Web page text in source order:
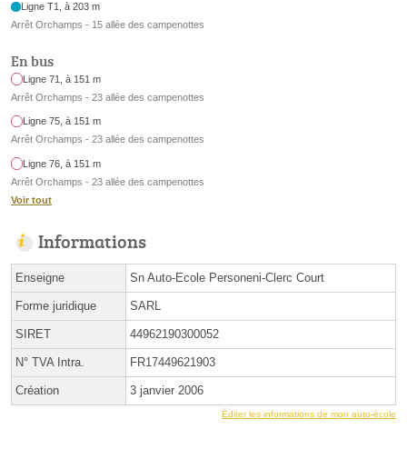
Ligne T1, à 203 m
Arrêt Orchamps - 15 allée des campenottes
En bus
Ligne 71, à 151 m
Arrêt Orchamps - 23 allée des campenottes
Ligne 75, à 151 m
Arrêt Orchamps - 23 allée des campenottes
Ligne 76, à 151 m
Arrêt Orchamps - 23 allée des campenottes
Voir tout
Informations
Enseigne Sn Auto-Ecole Personeni-Clerc Court
Forme juridique SARL
SIRET 44962190300052
N° TVA Intra. FR17449621903
Création 3 janvier 2006
Éditer les informations de mon auto-école